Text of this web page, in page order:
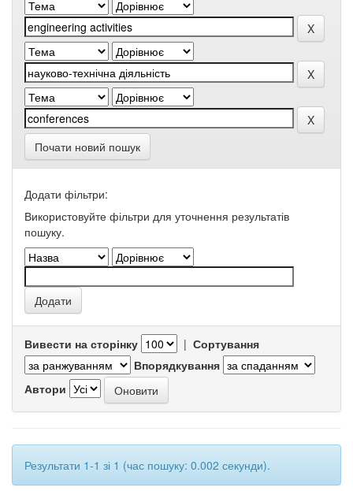
Почати новий пошук
Додати фільтри:
Використовуйте фільтри для уточнення результатів
пошуку.
Вивести на сторінку | Сортування
Впорядкування
Автори
Результати 1-1 зі 1 (час пошуку: 0.002 секунди).